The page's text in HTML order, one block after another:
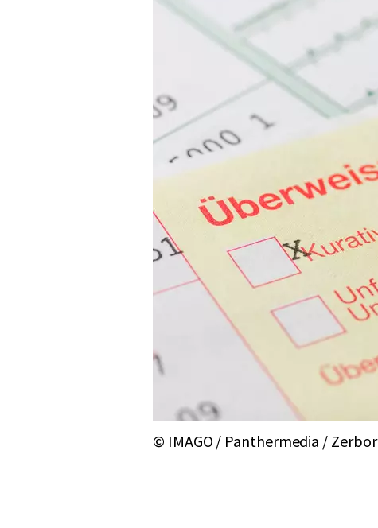
© IMAGO / Panthermedia / Zerbor